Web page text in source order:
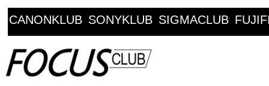
CANONKLUB SONYKLUB SIGMACLUB